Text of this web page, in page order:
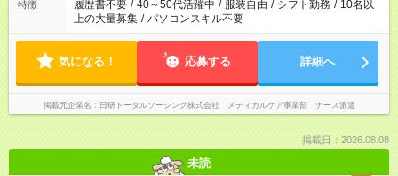
特徴 履歴書不要 / 40～50代活躍中 / 服装自由 / シフト勤務 / 10名以
上の大量募集 / パソコンスキル不要
気になる！ 応募する 詳細へ
掲載元企業名 日研トータルソーシング株式会社 メディカルケア事業部 ナース派遣
掲載日：2026.08.08
未読